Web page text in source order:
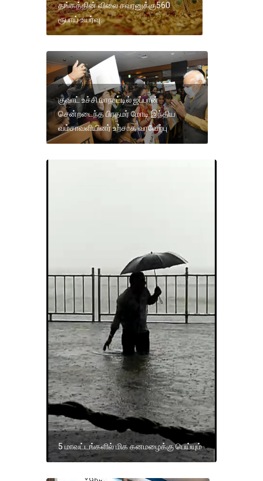
தங்கத்தின் விலை சவரனுக்கு560
ரூபாய் உயர்வு.
குவாட் உச்சி மாநாட்டில் ஜப்பான்
சென்றடைந்த பிரதமர் மோடி இந்திய
வம்சாவளியினர் உற்சாக வரவேற்பு
5 மாவட்டங்களில் மிக கனமழைக்கு பெய்யும்